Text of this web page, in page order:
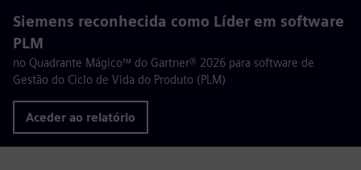
Siemens reconhecida como Líder em software
PLM
no Quadrante Mágico™ do Gartner® 2026 para software de
Gestão do Ciclo de Vida do Produto (PLM)
Aceder ao relatório